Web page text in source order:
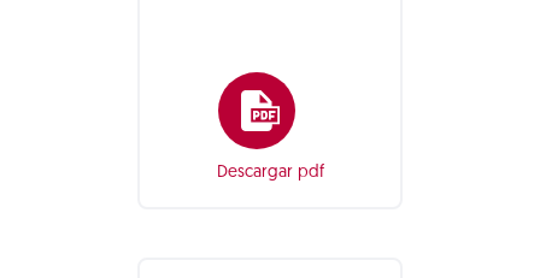
Descargar pdf